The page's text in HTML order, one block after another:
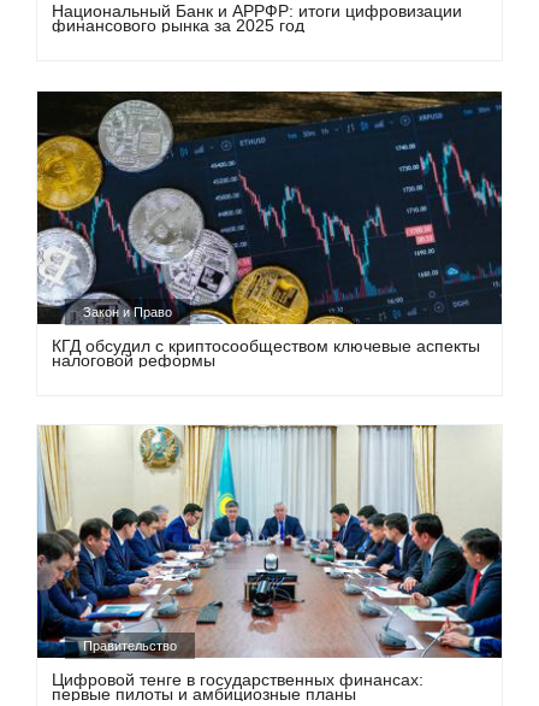
Национальный Банк и АРРФР: итоги цифровизации
финансового рынка за 2025 год
Закон и Право
КГД обсудил с криптосообществом ключевые аспекты
налоговой реформы
Правительство
Цифровой тенге в государственных финансах:
первые пилоты и амбициозные планы